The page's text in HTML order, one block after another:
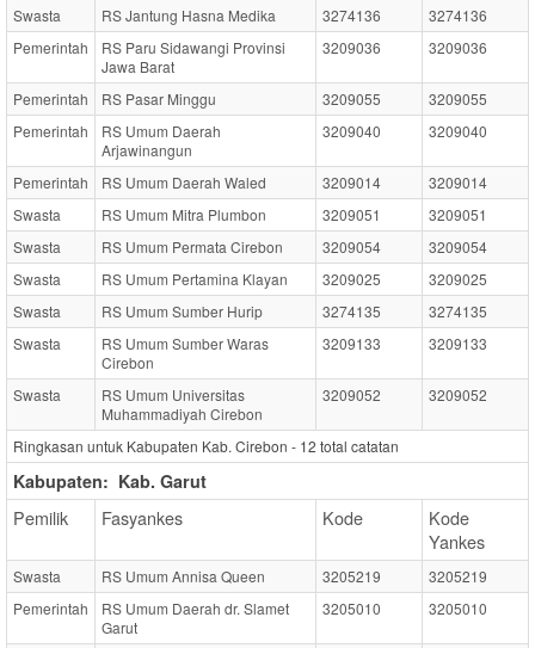
Swasta
RS Jantung Hasna Medika 3274136
3274136
Pemerintah
RS Paru Sidawangi Provinsi
Jawa Barat
3209036 3209036
Pemerintah RS Pasar Minggu 3209055
3209055
Pemerintah
RS Umum Daerah
Arjawinangun
3209040 3209040
Pemerintah RS Umum Daerah Waled 3209014
3209014
Swasta
RS Umum Mitra Plumbon 3209051
3209051
Swasta
RS Umum Permata Cirebon 3209054
3209054
Swasta
RS Umum Pertamina Klayan 3209025
3209025
Swasta
RS Umum Sumber Hurip 3274135
3274135
Swasta
RS Umum Sumber Waras
Cirebon
3209133 3209133
Swasta
RS Umum Universitas
Muhammadiyah Cirebon
3209052 3209052
Ringkasan untuk Kabupaten Kab. Cirebon - 12 total catatan
Kabupaten: Kab. Garut
Pemilik Fasyankes Kode
Kode
Yankes
Swasta RS Umum Annisa Queen 3205219
3205219
Pemerintah
RS Umum Daerah dr. Slamet
Garut
3205010 3205010